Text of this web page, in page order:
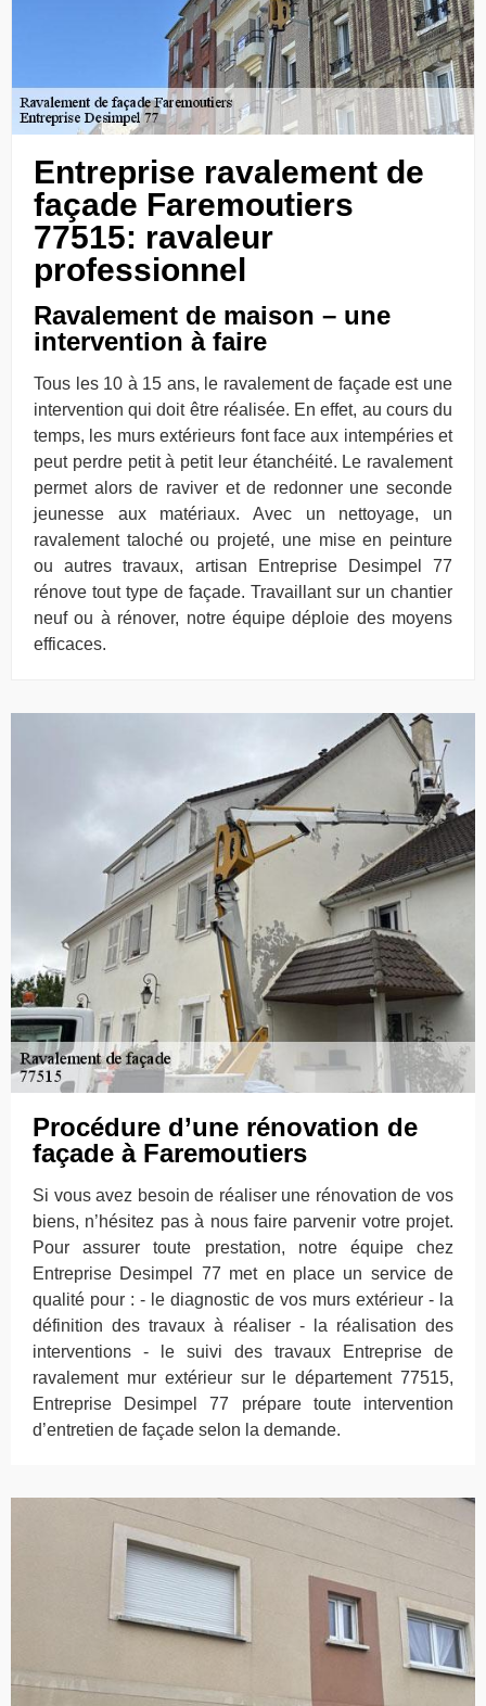
Entreprise ravalement de
façade Faremoutiers
77515: ravaleur
professionnel
Ravalement de maison – une
intervention à faire
Tous les 10 à 15 ans, le ravalement de façade est une
intervention qui doit être réalisée. En effet, au cours du
temps, les murs extérieurs font face aux intempéries et
peut perdre petit à petit leur étanchéité. Le ravalement
permet alors de raviver et de redonner une seconde
jeunesse aux matériaux. Avec un nettoyage, un
ravalement taloché ou projeté, une mise en peinture
ou autres travaux, artisan Entreprise Desimpel 77
rénove tout type de façade. Travaillant sur un chantier
neuf ou à rénover, notre équipe déploie des moyens
efficaces.
Procédure d’une rénovation de
façade à Faremoutiers
Si vous avez besoin de réaliser une rénovation de vos
biens, n’hésitez pas à nous faire parvenir votre projet.
Pour assurer toute prestation, notre équipe chez
Entreprise Desimpel 77 met en place un service de
qualité pour : - le diagnostic de vos murs extérieur - la
définition des travaux à réaliser - la réalisation des
interventions - le suivi des travaux Entreprise de
ravalement mur extérieur sur le département 77515,
Entreprise Desimpel 77 prépare toute intervention
d’entretien de façade selon la demande.